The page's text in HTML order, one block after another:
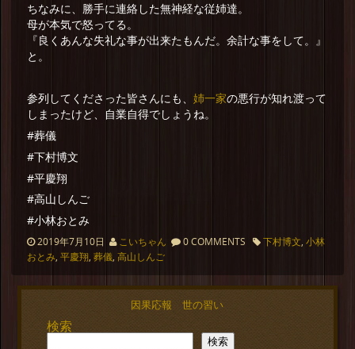
ちなみに、勝手に連絡した無神経な従姉達。
母が本気で怒ってる。
『良くあんな失礼な事が出来たもんだ。余計な事をして。』
と。
参列してくださった皆さんにも、 姉一家の悪行が知れ渡って
しまったけど、自業自得でしょうね。
#葬儀
#下村博文
#平慶翔
#高山しんご
#小林おとみ
2019年7月10日 こいちゃん 0 COMMENTS 下村博文 小林
おとみ, 平慶翔, 葬儀, 高山しんご
因果応報 世の習い
検索
検索